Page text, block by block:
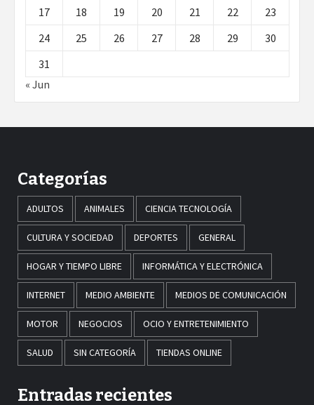
17
18 19 20 21 22
23
24
25 26 27 28 29
30
31
« Jun
Categorías
ADULTOS ANIMALES CIENCIA TECNOLOGÍA
CULTURA Y SOCIEDAD DEPORTES GENERAL
HOGAR Y TIEMPO LIBRE INFORMÁTICA Y ELECTRÓNICA
INTERNET MEDIO AMBIENTE MEDIOS DE COMUNICACIÓN
MOTOR NEGOCIOS OCIO Y ENTRETENIMIENTO
SALUD SIN CATEGORÍA TIENDAS ONLINE
Entradas recientes